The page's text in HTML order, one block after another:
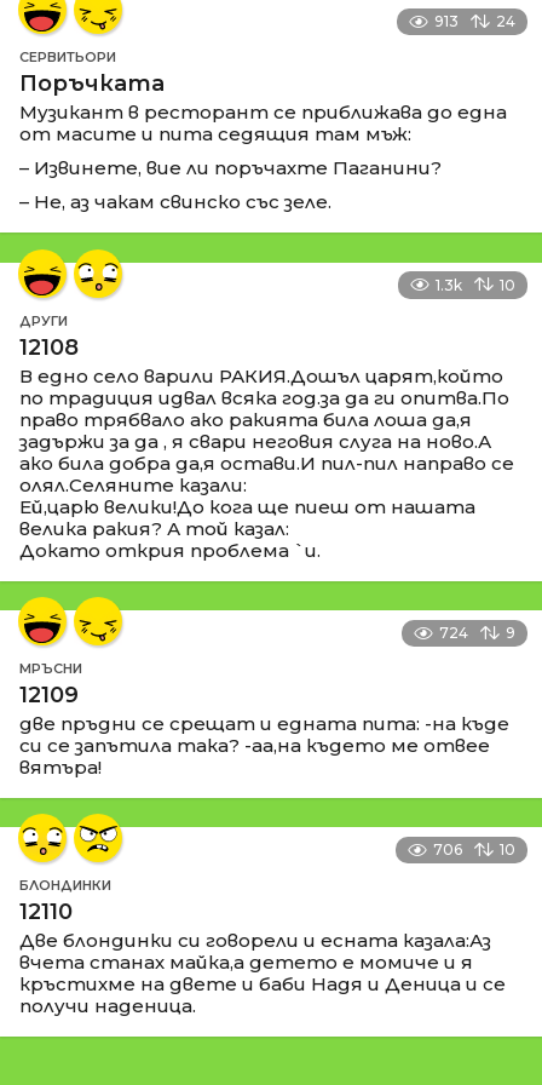
913 24
СЕРВИТЬОРИ
Поръчката
Музикант в ресторант се приближава до една
от масите и пита седящия там мъж:
– Извинете, вие ли поръчахте Паганини?
– Не, аз чакам свинско със зеле.
1.3k 10
ДРУГИ
12108
В едно село варили РАКИЯ.Дошъл царят,който
по традиция идвал всяка год.за да ги опитва.По
право трябвало ако ракията била лоша да,я
задържи за да , я свари неговия слуга на ново.А
ако била добра да,я остави.И пил-пил направо се
олял.Селяните казали:
Ей,царю велики!До кога ще пиеш от нашата
велика ракия? А той казал:
Докато открия проблема `и.
724 9
МРЪСНИ
12109
две пръдни се срещат и едната пита: -на къде
си се запътила така? -аа,на където ме отвее
вятъра!
706 10
БЛОНДИНКИ
12110
Две блондинки си говорели и есната казала:Аз
вчета станах майка,а детето е момиче и я
кръстихме на двете и баби Надя и Деница и се
получи наденица.